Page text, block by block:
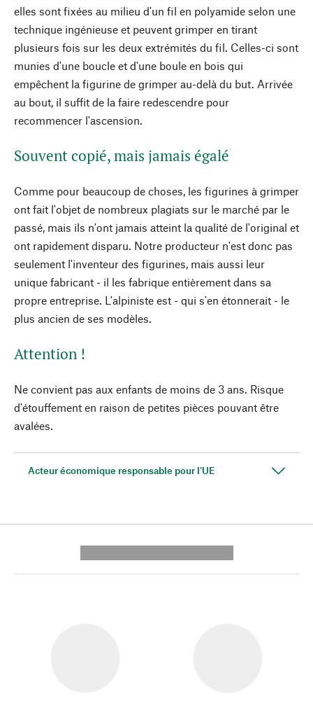
elles sont fixées au milieu d'un fil en polyamide selon une
technique ingénieuse et peuvent grimper en tirant
plusieurs fois sur les deux extrémités du fil. Celles-ci sont
munies d'une boucle et d'une boule en bois qui
empêchent la figurine de grimper au-delà du but. Arrivée
au bout, il suffit de la faire redescendre pour
recommencer l'ascension.
Souvent copié, mais jamais égalé
Comme pour beaucoup de choses, les figurines à grimper
ont fait l'objet de nombreux plagiats sur le marché par le
passé, mais ils n'ont jamais atteint la qualité de l'original et
ont rapidement disparu. Notre producteur n'est donc pas
seulement l'inventeur des figurines, mais aussi leur
unique fabricant - il les fabrique entièrement dans sa
propre entreprise. L'alpiniste est - qui s'en étonnerait - le
plus ancien de ses modèles.
Attention !
Ne convient pas aux enfants de moins de 3 ans. Risque
d'étouffement en raison de petites pièces pouvant être
avalées.
Acteur économique responsable pour l'UE